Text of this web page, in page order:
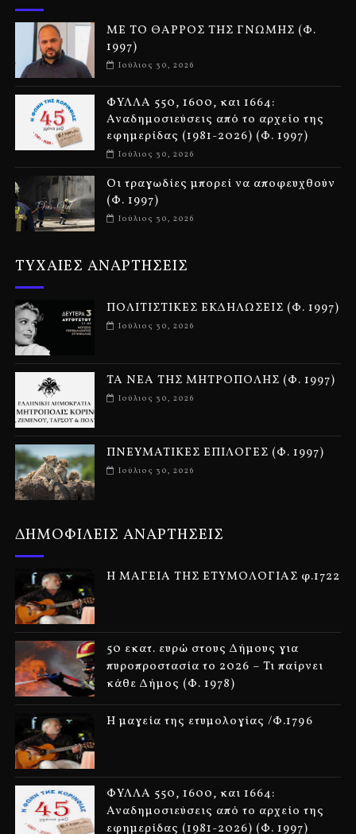
ΜΕ ΤΟ ΘΑΡΡΟΣ ΤΗΣ ΓΝΩΜΗΣ (Φ.
1997)
Ιούλιος 30, 2026
ΦΥΛΛΑ 550, 1600, και 1664:
Αναδημοσιεύσεις από το αρχείο της
εφημερίδας (1981-2026) (Φ. 1997)
Ιούλιος 30, 2026
Οι τραγωδίες μπορεί να αποφευχθούν
(Φ. 1997)
Ιούλιος 30, 2026
ΤΥΧΑΙΕΣ ΑΝΑΡΤΗΣΕΙΣ
ΠΟΛΙΤΙΣΤΙΚΕΣ ΕΚΔΗΛΩΣΕΙΣ (Φ. 1997)
Ιούλιος 30, 2026
ΤΑ ΝΕΑ ΤΗΣ ΜΗΤΡΟΠΟΛΗΣ (Φ. 1997)
Ιούλιος 30, 2026
ΠΝΕΥΜΑΤΙΚΕΣ ΕΠΙΛΟΓΕΣ (Φ. 1997)
Ιούλιος 30, 2026
ΔΗΜΟΦΙΛΕΙΣ ΑΝΑΡΤΗΣΕΙΣ
Η ΜΑΓΕΙΑ ΤΗΣ ΕΤΥΜΟΛΟΓΙΑΣ φ.1722
50 εκατ. ευρώ στους Δήμους για
πυροπροστασία το 2026 – Τι παίρνει
κάθε Δήμος (Φ. 1978)
Η μαγεία της ετυμολογίας /Φ.1796
ΦΥΛΛΑ 550, 1600, και 1664:
Αναδημοσιεύσεις από το αρχείο της
εφημερίδας (1981-2026) (Φ. 1997)